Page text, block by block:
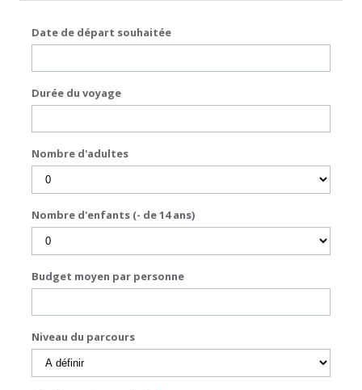
Date de départ souhaitée
Durée du voyage
Nombre d'adultes
Nombre d'enfants (- de 14 ans)
Budget moyen par personne
Niveau du parcours